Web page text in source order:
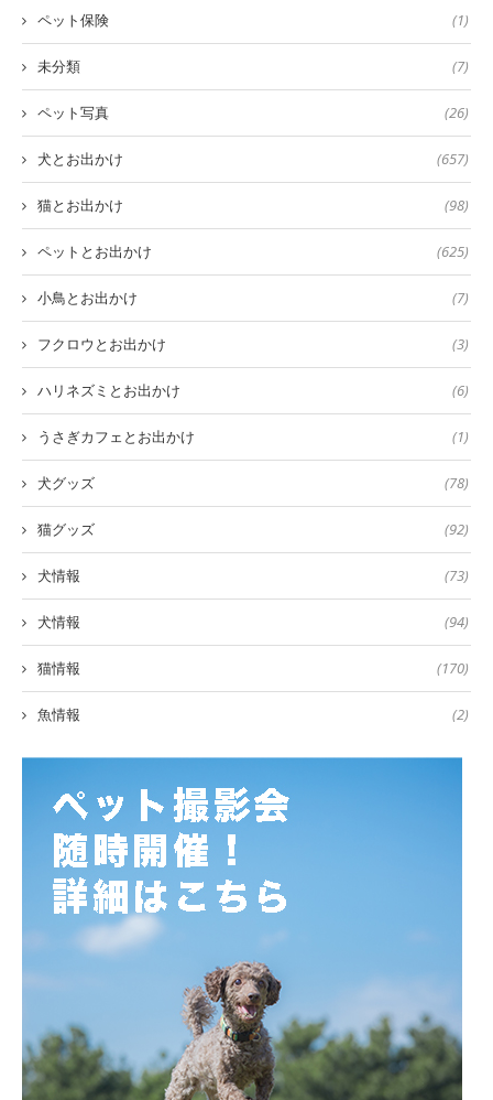
ペット保険 (1)
未分類 (7)
ペット写真 (26)
犬とお出かけ (657)
猫とお出かけ (98)
ペットとお出かけ (625)
小鳥とお出かけ (7)
フクロウとお出かけ (3)
ハリネズミとお出かけ (6)
うさぎカフェとお出かけ (1)
犬グッズ (78)
猫グッズ (92)
犬情報 (73)
犬情報 (94)
猫情報 (170)
魚情報 (2)